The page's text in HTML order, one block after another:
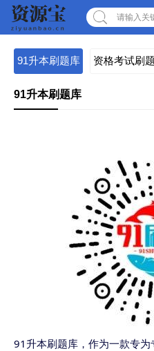
请输入关
91升本刷题库 资格考试刷题
91升本刷题库
91升本刷题库，作为一款专